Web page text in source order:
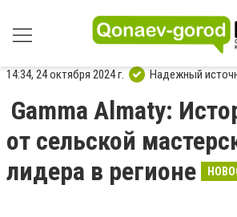
14:34, 24 октября 2024 г. Надежный
Gamma Almaty:
от сельской
лидера в регионе